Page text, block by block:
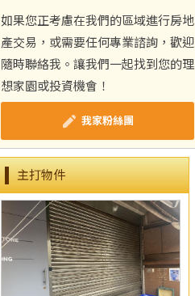
如果您正考慮在我們的區域進行房地
產交易，或需要任何專業諮詢，歡迎
隨時聯絡我。讓我們一起找到您的理
想家園或投資機會！
我家粉絲團
主打物件